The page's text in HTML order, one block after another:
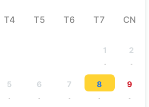
T4 T5 T6 T7 CN
1
-
2
-
5
-
6
-
7
-
8
-
9
-